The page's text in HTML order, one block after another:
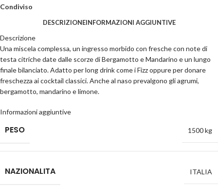
Condiviso
DESCRIZIONEINFORMAZIONI AGGIUNTIVE
Descrizione
Una miscela complessa, un ingresso morbido con fresche con note di
testa citriche date dalle scorze di Bergamotto e Mandarino e un lungo
finale bilanciato. Adatto per long drink come i Fizz oppure per donare
freschezza ai cocktail classici. Anche al naso prevalgono gli agrumi,
bergamotto, mandarino e limone.
Informazioni aggiuntive
PESO 1500 kg
NAZIONALITA ITALIA